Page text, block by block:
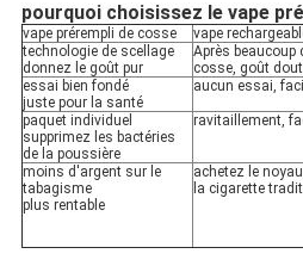
pourquoi choisissez le vape
vape prérempli de cosse
vape
technologie de scellage
donnez le goût pur
Après beaucoup
cosse, goût
essai bien fondé
juste pour la santé
aucun essai,
paquet individuel
supprimez les bactéries
de la poussière
ravitaillement,
moins d'argent sur le
tabagisme
plus rentable
achetez le
la cigarette